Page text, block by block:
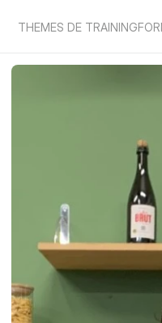
THEMES DE TRAINING